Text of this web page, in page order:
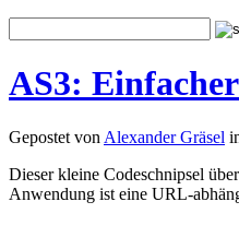
AS3:
Gepostet von Alexander Gräsel
Dieser kleine Codeschnipsel
Anwendung ist eine URL-